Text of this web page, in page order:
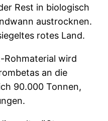
Rest in biologisch
austrocknen.
rotes Land.
Rohmaterial wird
an die
90.000 Tonnen,